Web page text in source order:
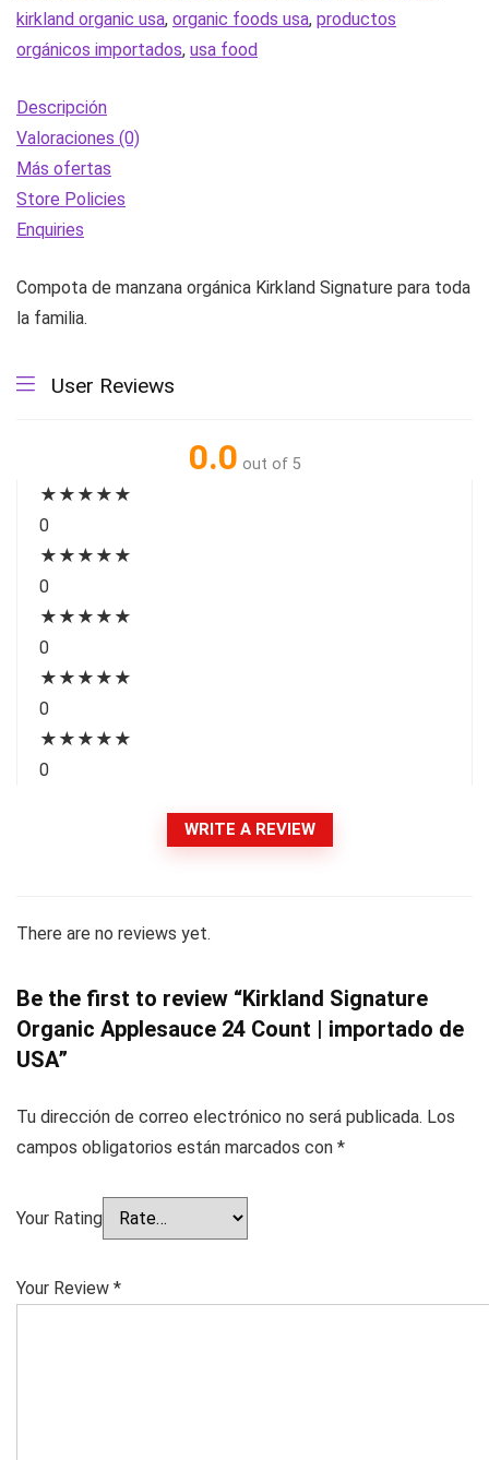
kirkland organic usa, organic foods usa, productos
orgánicos importados, usa food
Descripción
Valoraciones (0)
Más ofertas
Store Policies
Enquiries
Compota de manzana orgánica Kirkland Signature para toda
la familia.
User Reviews
0.0 out of 5
★ ★ ★ ★ ★
0
★ ★ ★ ★ ★
0
★ ★ ★ ★ ★
0
★ ★ ★ ★ ★
0
★ ★ ★ ★ ★
0
WRITE A REVIEW
There are no reviews yet.
Be the first to review “Kirkland Signature
Organic Applesauce 24 Count | importado de
USA”
Tu dirección de correo electrónico no será publicada. Los
campos obligatorios están marcados con *
Your Rating
Your Review *